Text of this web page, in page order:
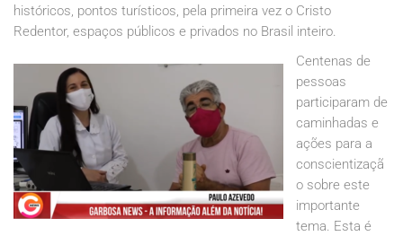
históricos, pontos turísticos, pela primeira vez o Cristo
Redentor, espaços públicos e privados no Brasil inteiro.
Centenas de
pessoas
participaram de
caminhadas e
ações para a
conscientizaçã
o sobre este
importante
tema. Esta é